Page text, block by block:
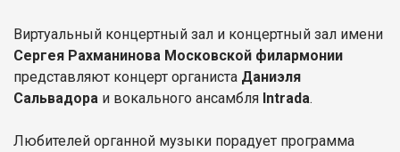
Виртуальный концертный зал и концертный зал имени
Сергея Рахманинова Московской филармонии
представляют концерт органиста Даниэля
Сальвадора и вокального ансамбля Intrada.
Любителей органной музыки порадует программа